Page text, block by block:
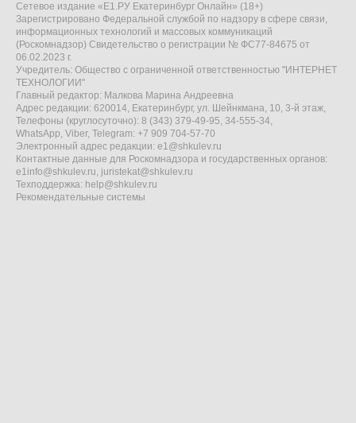
Сетевое издание «Е1.РУ Екатеринбург Онлайн» (18+)
Зарегистрировано Федеральной службой по надзору в сфере связи,
информационных технологий и массовых коммуникаций
(Роскомнадзор) Свидетельство о регистрации № ФС77-84675 от
06.02.2023 г.
Учредитель: Общество с ограниченной ответственностью "ИНТЕРНЕТ
ТЕХНОЛОГИИ"
Главный редактор: Малкова Марина Андреевна
Адрес редакции: 620014, Екатеринбург, ул. Шейнкмана, 10, 3-й этаж,
Телефоны (круглосуточно): 8 (343) 379-49-95, 34-555-34,
WhatsApp, Viber, Telegram: +7 909 704-57-70
Электронный адрес редакции: e1@shkulev.ru
Контактные данные для Роскомнадзора и государственных органов:
e1info@shkulev.ru, juristekat@shkulev.ru
Техподдержка: help@shkulev.ru
Рекомендательные системы